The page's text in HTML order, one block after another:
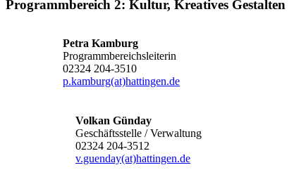
Programmbereich 2: Kultur, Kreatives Gestalten
Petra Kamburg
Programmbereichsleiterin
02324 204-3510
p.kamburg(at)hattingen.de
Volkan Günday
Geschäftsstelle / Verwaltung
02324 204-3512
v.guenday(at)hattingen.de